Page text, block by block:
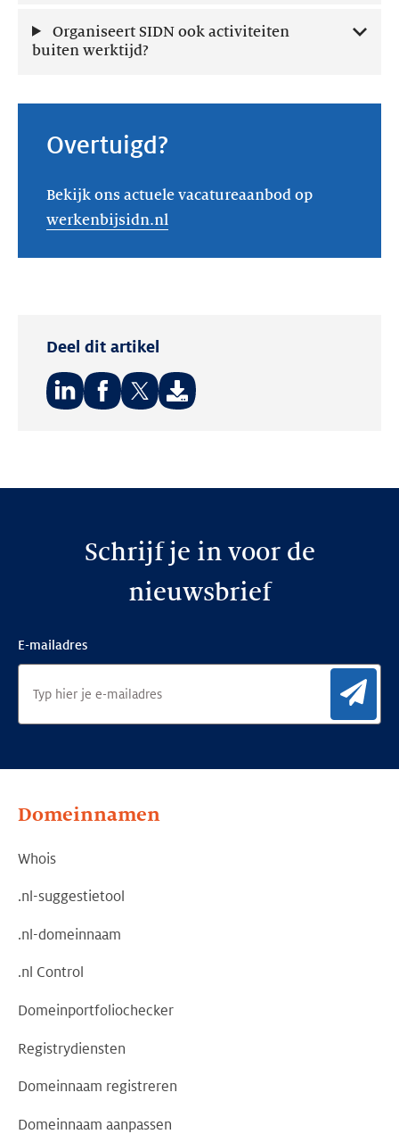
Organiseert SIDN ook activiteiten
buiten werktijd?
Overtuigd?
Bekijk ons actuele vacatureaanbod op
werkenbijsidn.nl
Deel dit artikel
Schrijf je in voor de
nieuwsbrief
E-mailadres
Domeinnamen
Whois
.nl-suggestietool
.nl-domeinnaam
.nl Control
Domeinportfoliochecker
Registrydiensten
Domeinnaam registreren
Domeinnaam aanpassen